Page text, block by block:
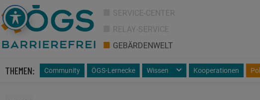
SERVICE-CENTER
RELAY-SERVICE
GEBÄRDENWELT
THEMEN: Community ÖGS-Lernecke Wissen Kooperationen